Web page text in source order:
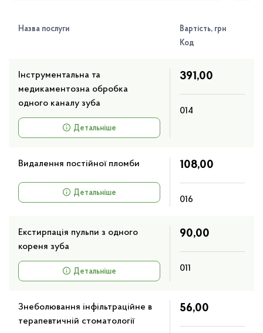
Лікувальні процедури
Лабораторні клініко-діагностичні
дослідження
Консультативний прийом
Функціональна діагностика
Ультразвукові дослідження
Фізіотерапевтичні процедури
Назва послуги
Вартість, грн
Код
Інструментальна та
медикаментозна обробка
одного каналу зуба
391,00
014
Детальніше
Видалення постійної пломби 108,00
016
Детальніше
Екстирпація пульпи з одного
кореня зуба
90,00
011
Детальніше
Знеболювання інфільтраційне в
терапевтичній стоматології
56,00